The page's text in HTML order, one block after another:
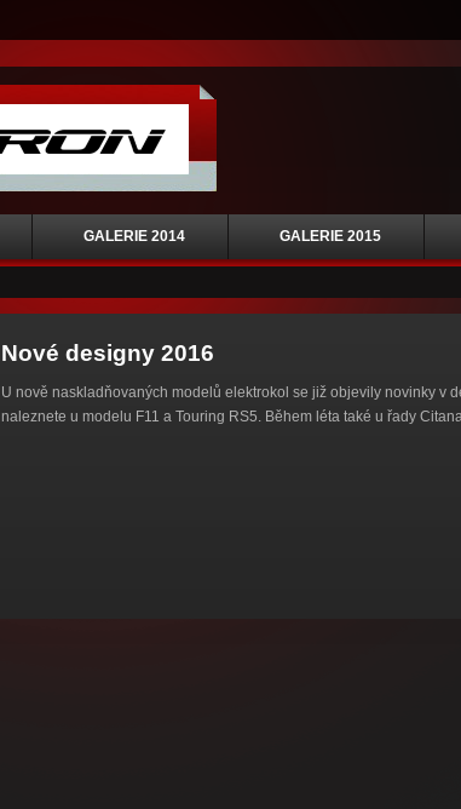
GALERIE 2014 GALERIE 2015
Nové designy 2016
U nově naskladňovaných modelů elektrokol se již objevily novinky v
naleznete u modelu F11 a Touring RS5. Během léta také u řady Citana.